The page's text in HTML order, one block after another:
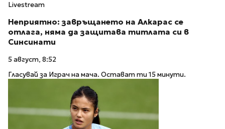
Livestream
Неприятно: завръщането на Алкарас се
отлага, няма да защитава титлата си в
Синсинати
5 август, 8:52
Гласувай за Играч на мача. Остават ти 15 минути.